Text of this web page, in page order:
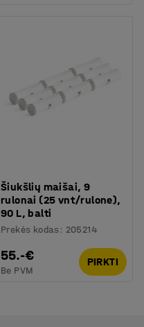
Šiukšlių maišai, 9
rulonai (25 vnt/rulone),
90 L, balti
Prekės kodas : 205214
55.-€
Be PVM
PIRKTI